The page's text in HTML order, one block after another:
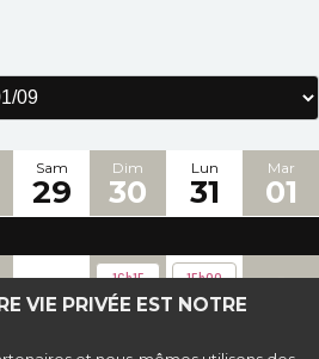
VIE PRIVÉE EST NOTRE
Sam
29
Dim
30
Lun
31
Mar
01
- 16h15 15h00 -